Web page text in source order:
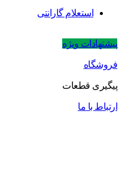
استعلام گارانتی
پیشنهادات ویژه
فروشگاه
پیگیری قطعات
ارتباط با ما